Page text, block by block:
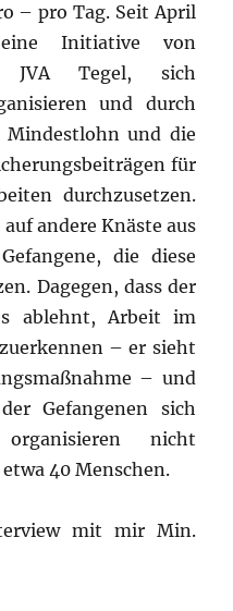
– pro Tag. Seit April
Initiative von
JVA Tegel, sich
und durch
Mindestlohn und die
für
durchzusetzen.
andere Knäste aus
die diese
Dagegen, dass der
ablehnt, Arbeit im
– er sieht
– und
Gefangenen sich
nicht
40 Menschen.
mit mir Min.